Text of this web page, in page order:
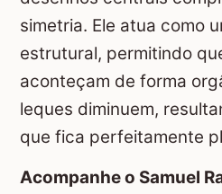
simetria. Ele atua como
estrutural, permitindo
aconteçam de forma
leques diminuem,
que fica perfeitamente
Acompanhe o Samuel